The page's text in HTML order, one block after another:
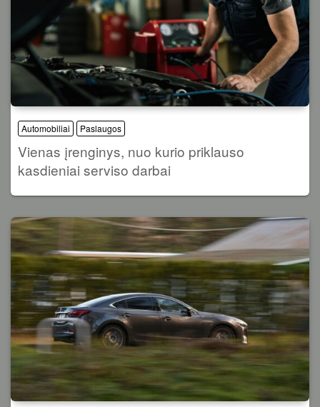
Automobiliai Paslaugos
Vienas įrenginys, nuo kurio priklauso
kasdieniai serviso darbai